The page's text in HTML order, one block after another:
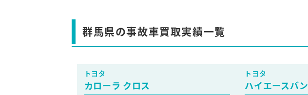
群馬県の事故車買取実績一覧
トヨタ
カローラ クロス
トヨタ
ハイエースバン